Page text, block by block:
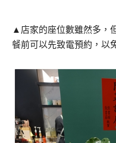
▲店家的座位數雖然多，
餐前可以先致電預約，以